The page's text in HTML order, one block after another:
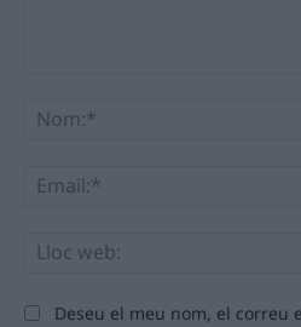
Deseu el meu nom, el correu